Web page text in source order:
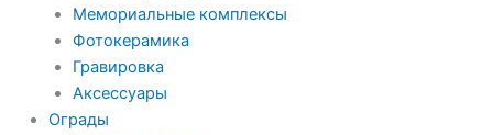
Мемориальные комплексы
Фотокерамика
Гравировка
Аксессуары
Ограды